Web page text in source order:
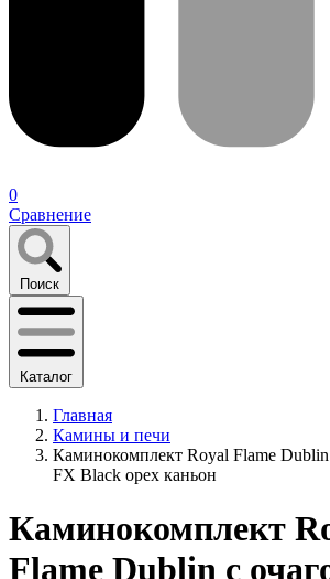
0
Сравнение
Поиск
Каталог
Главная
Камины и печи
Каминокомплект Royal Flame
FX Black орех каньон
Каминокомплект
Flame Dublin с